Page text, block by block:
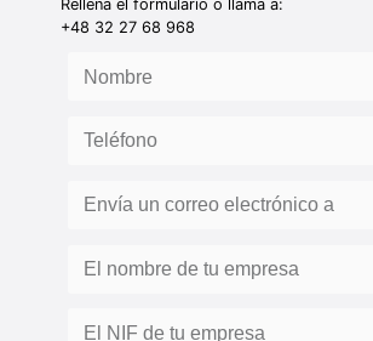
Rellena el formulario o llama a:
+48 32 27 68 968